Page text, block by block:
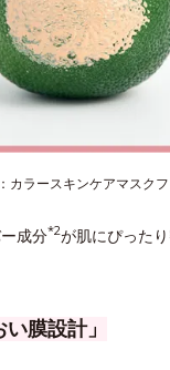
カラースキンケアマスク
成分*2が肌にぴったり
膜設計」